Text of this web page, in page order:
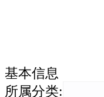
基本信息
所属分类: